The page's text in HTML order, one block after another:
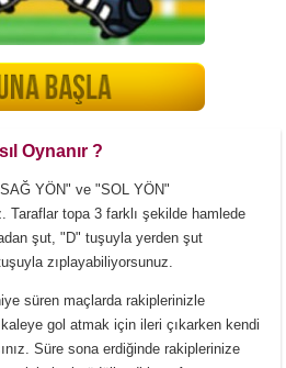
Oynanır ?
YÖN" ve "SOL YÖN"
Taraflar topa 3 farklı şekilde hamlede
şut, "D" tuşuyla yerden şut
zıplayabiliyorsunuz.
süren maçlarda rakiplerinizle
gol atmak için ileri çıkarken kendi
Süre sona erdiğinde rakiplerinize